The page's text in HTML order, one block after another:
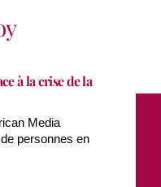
à la crise de la
Media
personnes en